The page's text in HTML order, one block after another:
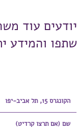
יודעים עוד
שתפו והמידע